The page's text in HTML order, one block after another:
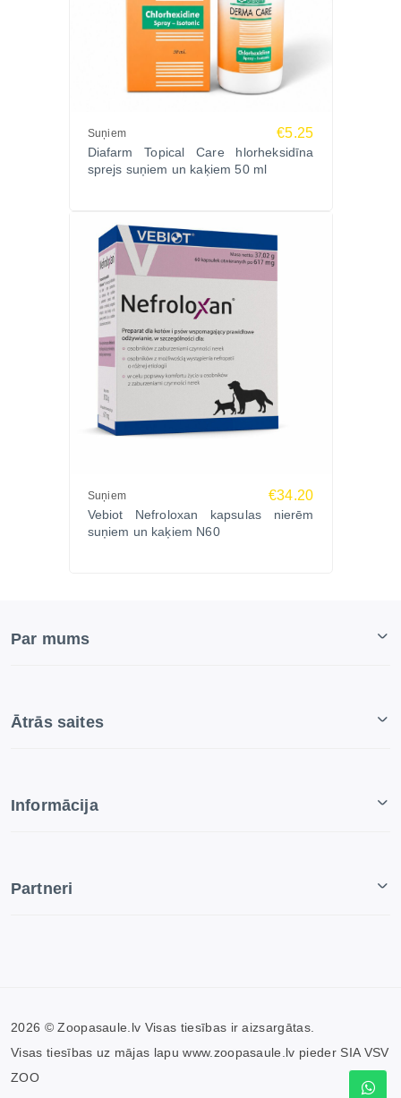
Suņiem €5.25
Diafarm Topical Care hlorheksidīna
sprejs suņiem un kaķiem 50 ml
Suņiem €34.20
Vebiot Nefroloxan kapsulas nierēm
suņiem un kaķiem N60
Par mums
Ātrās saites
Informācija
Partneri
2026 © Zoopasaule.lv Visas tiesības ir aizsargātas.
Visas tiesības uz mājas lapu www.zoopasaule.lv pieder SIA VSV
ZOO